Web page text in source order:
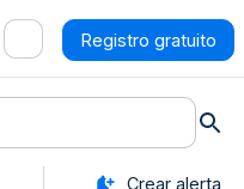
Registro gratuito
Crear alerta